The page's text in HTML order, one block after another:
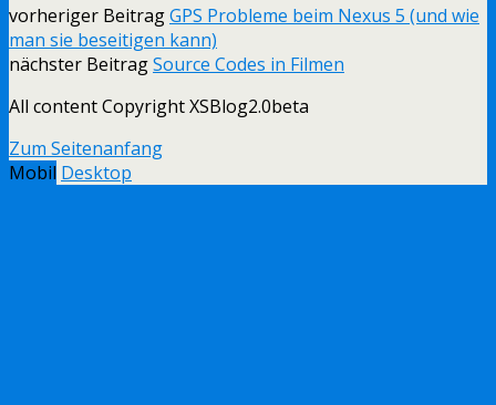
vorheriger BeitragGPS Probleme beim Nexus 5 (und wie
man sie beseitigen kann)
nächster BeitragSource Codes in Filmen
All content Copyright XSBlog2.0beta
Zum Seitenanfang
Mobil Desktop